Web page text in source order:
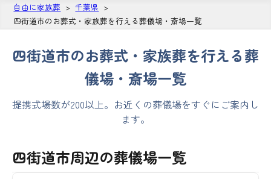
自由に家族葬
千葉県
四街道市のお葬式・家族葬を行える葬儀場・斎場一覧
四街道市のお葬式・家族葬を行える葬
儀場・斎場一覧
提携式場数が200以上。お近くの葬儀場をすぐにご案内し
ます。
四街道市周辺の葬儀場一覧